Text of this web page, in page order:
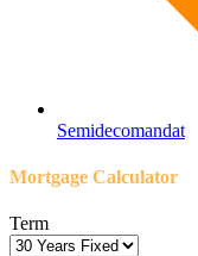
Semidecomandat
Mortgage Calculator
Term